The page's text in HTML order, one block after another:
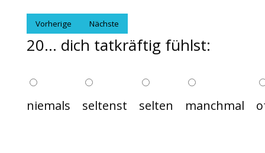
Vorherige Nächste
20... dich tatkräftig fühlst:
niemals seltenst selten manchmal